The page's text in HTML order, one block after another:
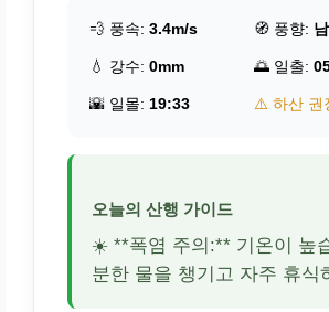
💨 풍속: 3.4m/s 🧭 풍향:
💧 강수: 0mm 🌅 일출:
🌇 일몰: 19:33 ⚠️ 하산 권
오늘의 산행 가이드
☀️ **폭염 주의:** 기온이 높
분한 물을 챙기고 자주 휴식